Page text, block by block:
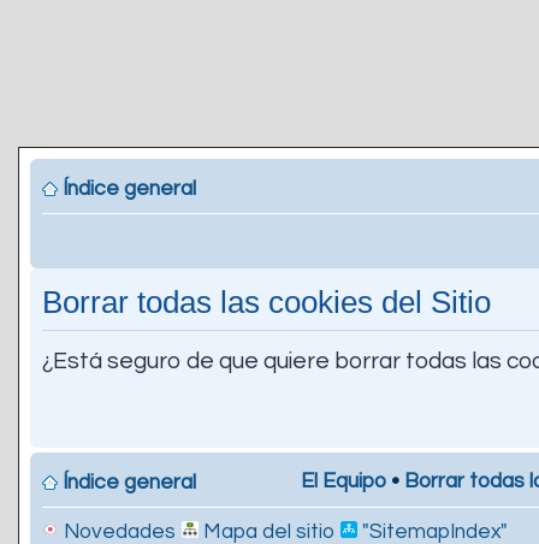
Índice general
Borrar todas las cookies del Sitio
¿Está seguro de que quiere borrar todas las
Índice general El Equipo • Borrar todas
Novedades Mapa del sitio "SitemapIndex"